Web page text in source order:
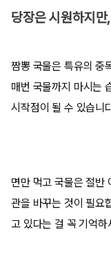
당장은 시원하지
짬뽕 국물은 특유의 중
매번 국물까지 마시는
시작점이 될 수 있습니
면만 먹고 국물은 절반
관을 바꾸는 것이 필요
고 있다는 걸 꼭 기억하